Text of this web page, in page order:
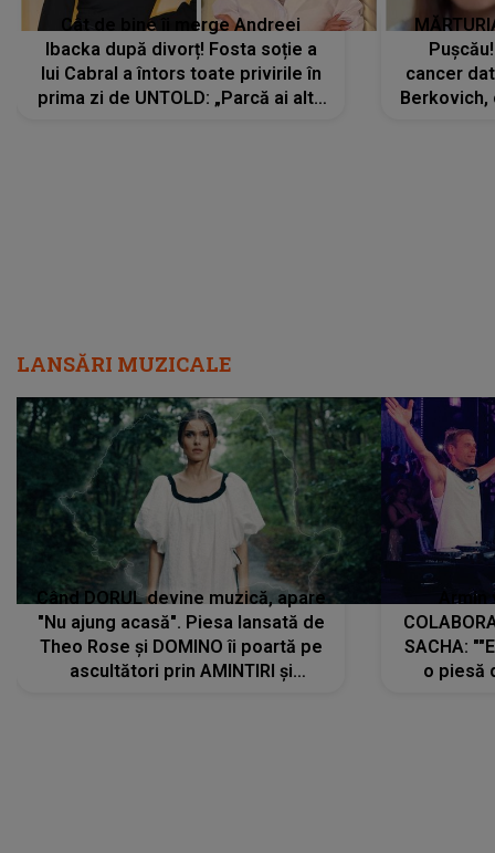
Cât de bine îi merge Andreei
Ibacka după divorț! Fosta soție a
lui Cabral a întors toate privirile în
prima zi de UNTOLD: „Parcă ai altă
cancer
LANSĂRI MUZICALE
Când DORUL devine muzică, apare
"Nu ajung acasă". Piesa lansată de
Theo Rose și DOMINO îi poartă pe
ascultători prin AMINTIRI și
SACHA:
o piesă